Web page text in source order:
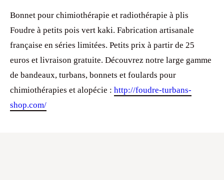
Bonnet pour chimiothérapie et radiothérapie à plis
Foudre à petits pois vert kaki. Fabrication artisanale
française en séries limitées. Petits prix à partir de 25
euros et livraison gratuite. Découvrez notre large gamme
de bandeaux, turbans, bonnets et foulards pour
chimiothérapies et alopécie : http://foudre-turbans-
shop.com/